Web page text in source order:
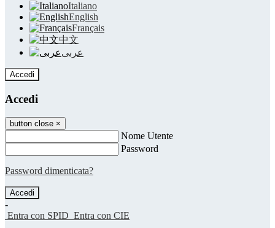
Italiano
English
Français
中文
عربى
Accedi
Accedi
button close ×
Nome Utente
Password
Password dimenticata?
-
Entra con SPID Entra con CIE